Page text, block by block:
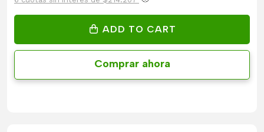
ADD TO CART
Comprar ahora